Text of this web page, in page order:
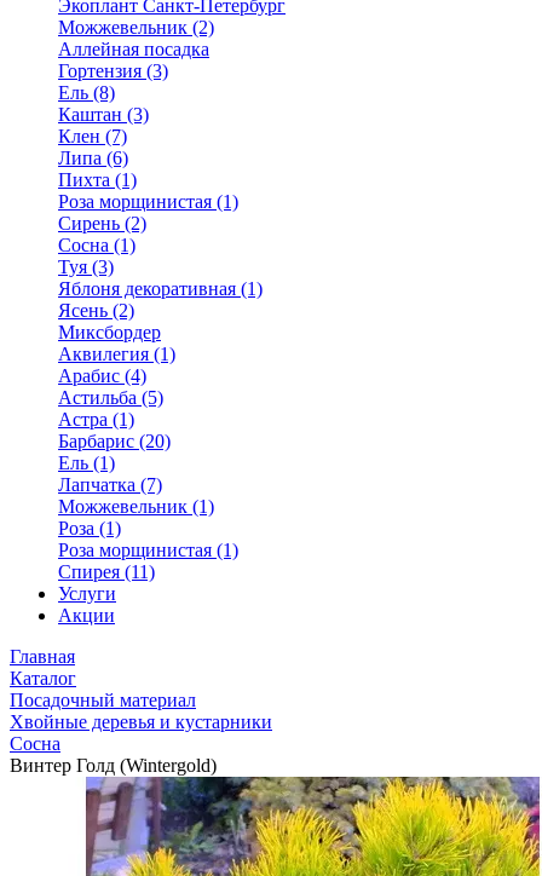
Экоплант Санкт-Петербург
Можжевельник (2)
Аллейная посадка
Гортензия (3)
Ель (8)
Каштан (3)
Клен (7)
Липа (6)
Пихта (1)
Роза морщинистая (1)
Сирень (2)
Сосна (1)
Туя (3)
Яблоня декоративная (1)
Ясень (2)
Миксбордер
Аквилегия (1)
Арабис (4)
Астильба (5)
Астра (1)
Барбарис (20)
Ель (1)
Лапчатка (7)
Можжевельник (1)
Роза (1)
Роза морщинистая (1)
Спирея (11)
Услуги
Акции
Главная
Каталог
Посадочный материал
Хвойные деревья и кустарники
Сосна
Винтер Голд (Wintergold)